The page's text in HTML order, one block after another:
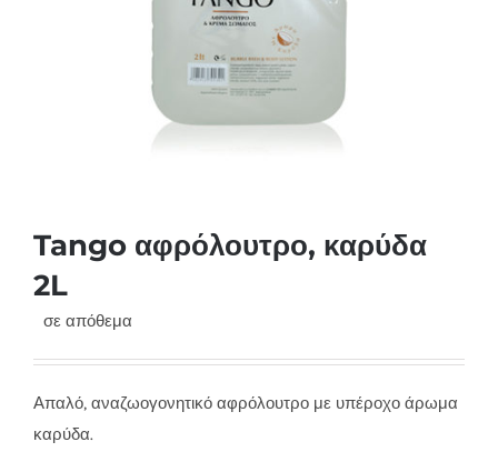
Tango αφρόλουτρο, καρύδα
2L
σε απόθεμα
Απαλό, αναζωογονητικό αφρόλουτρο με υπέροχο άρωμα
καρύδα.